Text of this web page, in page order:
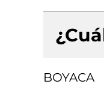
BOYACA